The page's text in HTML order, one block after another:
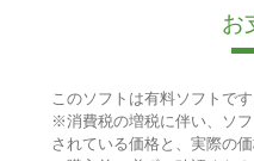
お
このソフトは有料ソフトです
※消費税の増税に伴い、ソ
されている価格と、実際の